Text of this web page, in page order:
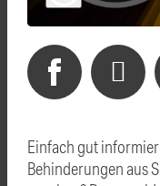
Einfach gut
Behinderungen aus